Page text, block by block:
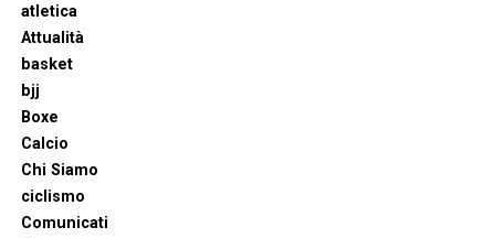
atletica
Attualità
basket
bjj
Boxe
Calcio
Chi Siamo
ciclismo
Comunicati